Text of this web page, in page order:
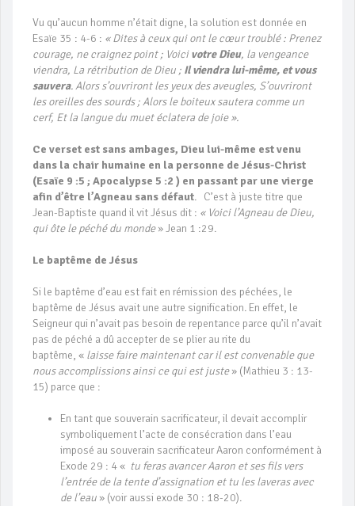
Vu qu’aucun homme n’était digne, la solution est donnée en
Esaïe 35 : 4-6 : « Dites à ceux qui ont le cœur troublé : Prenez
courage, ne craignez point ; Voicivotre Dieu, la vengeance
viendra, La rétribution de Dieu ; Il viendra lui-même, et vous
sauvera. Alors s’ouvriront les yeux des aveugles, S’ouvriront
les oreilles des sourds ; Alors le boiteux sautera comme un
cerf, Et la langue du muet éclatera de joie ».
Ce verset est sans ambages, Dieu lui-même est venu
dans la chair humaine en la personne de Jésus-Christ
(Esaïe 9 :5 ; Apocalypse 5 :2 ) en passant par une vierge
afin d’être l’Agneau sans défaut. C’est à juste titre que
Jean-Baptiste quand il vit Jésus dit : « Voici l’Agneau de Dieu,
qui ôte le péché du monde» Jean 1 :29.
Le baptême de Jésus
Si le baptême d’eau est fait en rémission des péchées, le
baptême de Jésus avait une autre signification. En effet, le
Seigneur qui n’avait pas besoin de repentance parce qu’il n’avait
pas de péché a dû accepter de se plier au rite du
baptême, « laisse faire maintenant car il est convenable que
nous accomplissions ainsi ce qui est juste» (Mathieu 3 : 13-
15) parce que :
En tant que souverain sacrificateur, il devait accomplir
symboliquement l’acte de consécration dans l’eau
imposé au souverain sacrificateur Aaron conformément à
Exode 29 : 4 « tu feras avancer Aaron et ses fils vers
l’entrée de la tente d’assignation et tu les laveras avec
de l’eau » (voir aussi exode 30 : 18-20).